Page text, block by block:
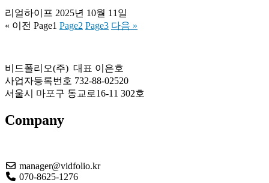
리얼하이프 2025년 10월 11일
« 이전 Page1 Page2 Page3 다음 »
비드폴리오(주) 대표 이은호
사업자등록번호 732-88-02520
서울시 마포구 동교로16-11 302호
Company
manager@vidfolio.kr
070-8625-1276